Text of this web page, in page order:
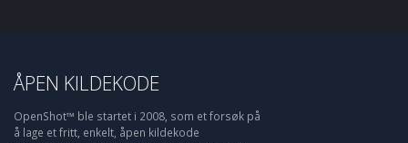
ÅPEN KILDEKODE
OpenShot™ ble startet i 2008, som et forsøk på
å lage et fritt, enkelt, åpen kildekode